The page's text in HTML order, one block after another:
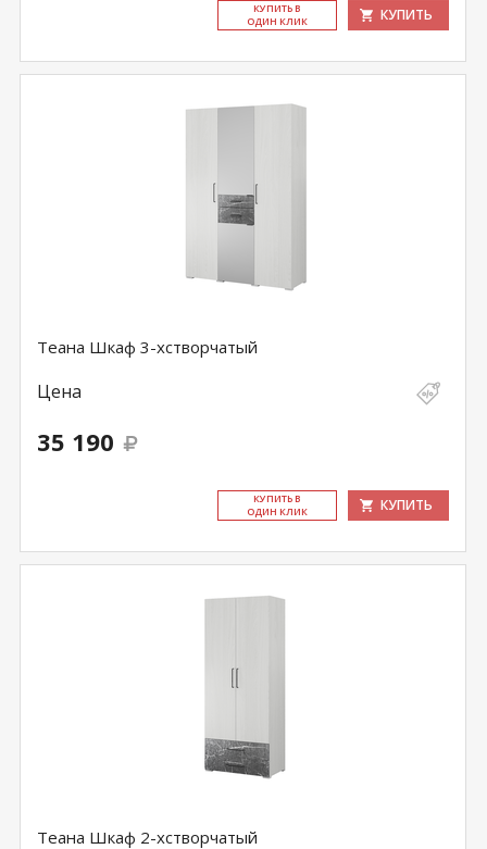
КУ­ПИТЬ В
ОДИН КЛИК
КУПИТЬ
Теана Шкаф 3-хстворчатый
Цена
35 190
КУ­ПИТЬ В
ОДИН КЛИК
КУПИТЬ
Теана Шкаф 2-хстворчатый